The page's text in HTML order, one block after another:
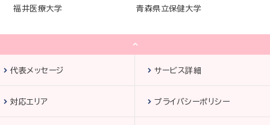
福井医療大学 青森県立保健大学
代表メッセージ サービス詳細
対応エリア プライバシーポリシー